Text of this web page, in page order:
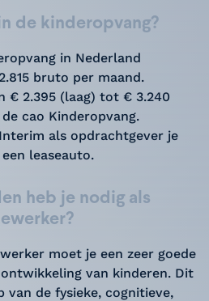
de kinderopvang?
in Nederland
bruto per maand.
€ 2.395 (laag) tot € 3.240
cao Kinderopvang.
als opdrachtgever je
leaseauto.
heb je nodig als
moet je een zeer goede
van kinderen. Dit
van de fysieke, cognitieve,